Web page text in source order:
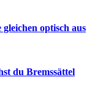
optisch aus
du Bremssättel